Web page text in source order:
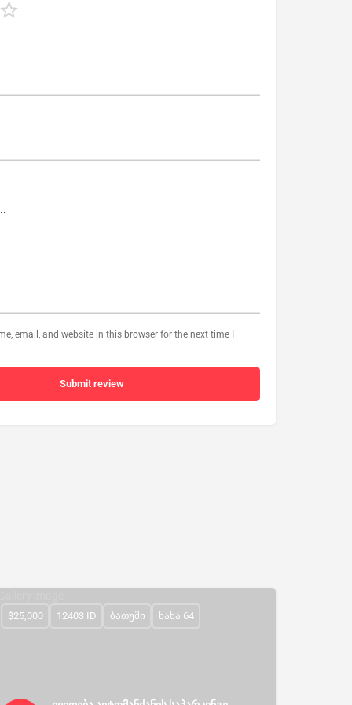
email, and website in this browser for the next time I
Submit review
$25,000 12403 ID ბათუმი ნახა 64